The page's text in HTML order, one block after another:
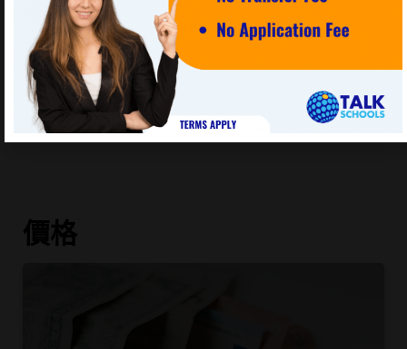
親子套裝課程
享受家庭旅遊同時加強英文能力
了解更多 »
價格
Cookie settings
KNOW MORE